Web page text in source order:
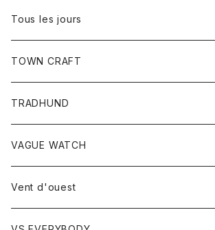
Tシャツ
Tous les jours
トップス
レディース
カットソー
TOWN CRAFT
TRADHUND
セーター
ベスト
VAGUE WATCH
時計
Vent d'ouest